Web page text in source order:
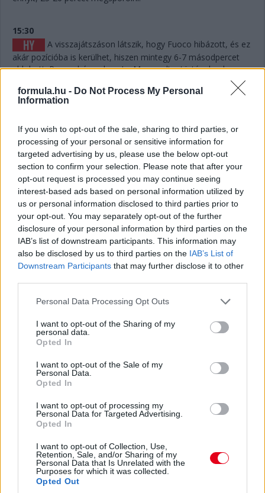
formula.hu - Do Not Process My Personal
Information
If you wish to opt-out of the sale, sharing to third parties, or
processing of your personal or sensitive information for
targeted advertising by us, please use the below opt-out
section to confirm your selection. Please note that after your
opt-out request is processed you may continue seeing
interest-based ads based on personal information utilized by
us or personal information disclosed to third parties prior to
your opt-out. You may separately opt-out of the further
disclosure of your personal information by third parties on the
IAB’s list of downstream participants. This information may
also be disclosed by us to third parties on the IAB’s List of
Downstream Participants that may further disclose it to other
Please note that this website/app uses one or more Google
not limited to your visit or usage behaviour. You may click to
grant or deny consent to Google and its third-party tags to
use your data for below specified purposes in below Google
consent section.
Personal Data Processing Opt Outs
I want to opt-out of the Sharing of my
personal data.
Opted In
I want to opt-out of the Sale of my
Personal Data.
Opted In
I want to opt-out of processing my
Personal Data for Targeted Advertising.
Opted In
I want to opt-out of Collection, Use,
Retention, Sale, and/or Sharing of my
Personal Data that Is Unrelated with the
Purposes for which it was collected.
Opted Out
15:30
A visszajátszáson látszik, hogy Fuoco hibázott, és ez
akár pozícióba is kerülhet, hiszen mintegy 6-7 másodpercet
eldobott. Persze hány olyan Le Mans volt a történelemben,
ahol 6-7 másodperc számított egy dobogós helyen...? Kevés.
Giovinazzi 42-vel vezet Kubica előtt, és jöhet majd
egy rövid utolsó kiállásra mindjárt.
15:29
Na nézzük, mi a helyet: Kubica 10 másodperccel
vezet Estre előtt, aki újabb kilenccel a most sokat bukó Fuoco
15:27
Itt a dráma! A turbópékek kapnak egy áthajtásos
büntetést, és ezzel valószínűleg bukják a győzelmet! Yelloly
gyorshajtása nagyon sokba kerül. Massonék, a VDS Panis
Kulcsfontosságú pillanat: egy körrel Kubica után
Kubica viszont előttük frissebb gumin!
Kubica hozza az autót az utolsó kiállásra! Kereket
cserélnek a #83-ason, de Kubica marad az autóban. A #6-os
Dráma készül a P2-ben: a szoros csatában élen álló